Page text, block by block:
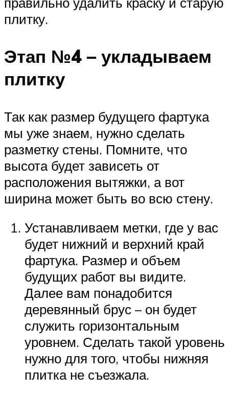
плитку.
Этап №4 – укладываем
плитку
Так как размер будущего фартука
мы уже знаем, нужно сделать
разметку стены. Помните, что
высота будет зависеть от
расположения вытяжки, а вот
ширина может быть во всю стену.
Устанавливаем метки, где у вас
будет нижний и верхний край
фартука. Размер и объем
будущих работ вы видите.
Далее вам понадобится
деревянный брус – он будет
служить горизонтальным
уровнем. Сделать такой уровень
нужно для того, чтобы нижняя
плитка не съезжала.